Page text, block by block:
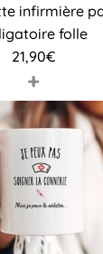
infirmière
folle
21,90€
+